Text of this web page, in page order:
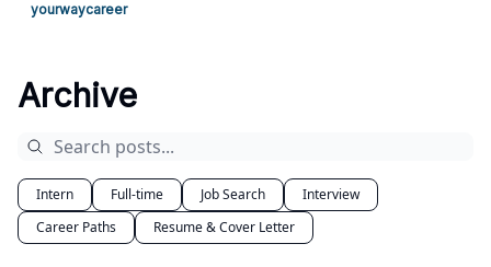
yourwaycareer
Archive
Intern Full-time Job Search
Interview
Career Paths
Resume & Cover Letter